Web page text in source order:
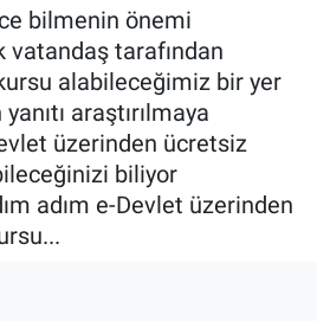
bilmenin önemi
vatandaş tarafından
alabileceğimiz bir yer
araştırılmaya
üzerinden ücretsiz
biliyor
adım e-Devlet üzerinden